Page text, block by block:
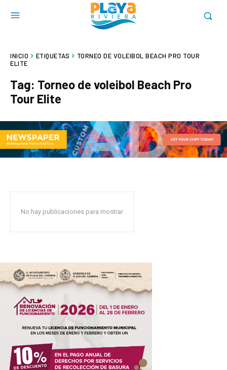
INICIO ETIQUETAS
TORNEO DE VOLEIBOL BEACH PRO TOUR
ELITE
Tag: Torneo de voleibol Beach Pro
Tour Elite
No hay publicaciones para mostrar